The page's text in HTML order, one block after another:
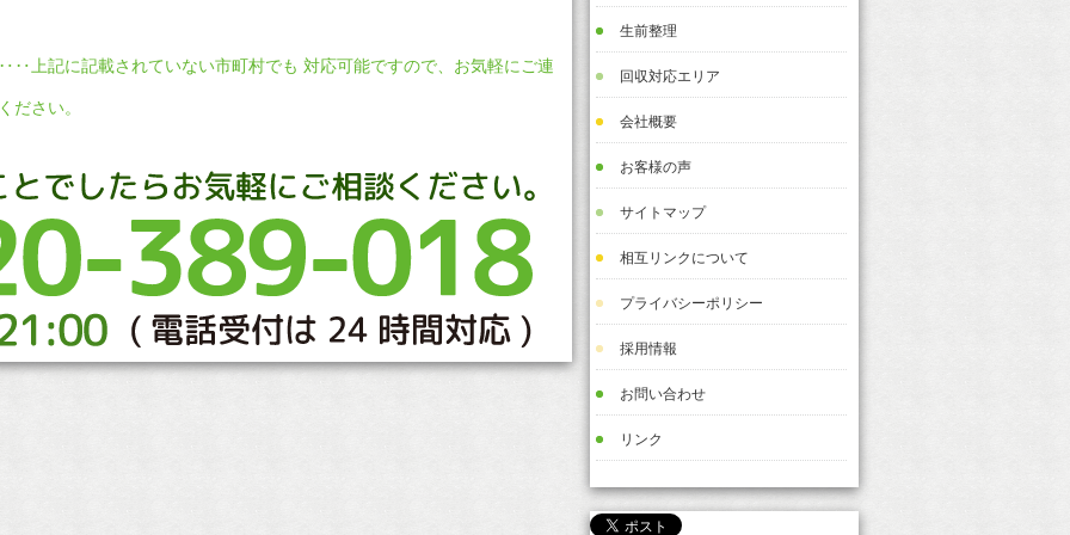
上記に記載されていない市町村でも 対応可能ですので、お気軽にご連
ださい。
生前整理
回収対応エリア
会社概要
お客様の声
サイトマップ
相互リンクについて
プライバシーポリシー
採用情報
お問い合わせ
リンク